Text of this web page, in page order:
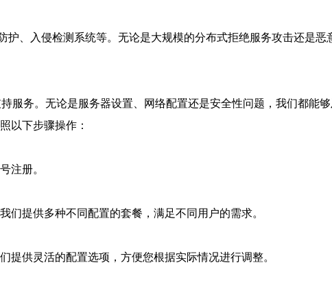
、入侵检测系统等。无论是大规模的分布式拒绝服务攻击还是
服务。无论是服务器设置、网络配置还是安全性问题，我们都能
以下步骤操作：
注册。
提供多种不同配置的套餐，满足不同用户的需求。
供灵活的配置选项，方便您根据实际情况进行调整。